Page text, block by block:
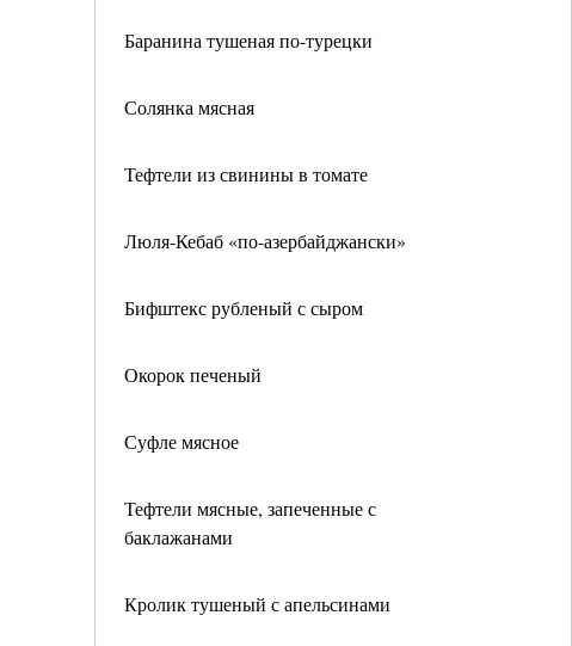
Баранина тушеная по-турецки
Солянка мясная
Тефтели из свинины в томате
Люля-Кебаб «по-азербайджански»
Бифштекс рубленый с сыром
Окорок печеный
Суфле мясное
Тефтели мясные, запеченные с
баклажанами
Кролик тушеный с апельсинами